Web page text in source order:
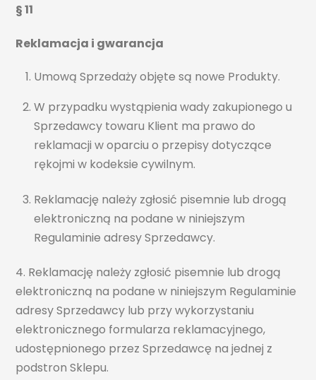
§ 11
Reklamacja i gwarancja
Umową Sprzedaży objęte są nowe Produkty.
W przypadku wystąpienia wady zakupionego u
Sprzedawcy towaru Klient ma prawo do
reklamacji w oparciu o przepisy dotyczące
rękojmi w kodeksie cywilnym.
Reklamację należy zgłosić pisemnie lub drogą
elektroniczną na podane w niniejszym
Regulaminie adresy Sprzedawcy.
4. Reklamację należy zgłosić pisemnie lub drogą
elektroniczną na podane w niniejszym Regulaminie
adresy Sprzedawcy lub przy wykorzystaniu
elektronicznego formularza reklamacyjnego,
udostępnionego przez Sprzedawcę na jednej z
podstron Sklepu.